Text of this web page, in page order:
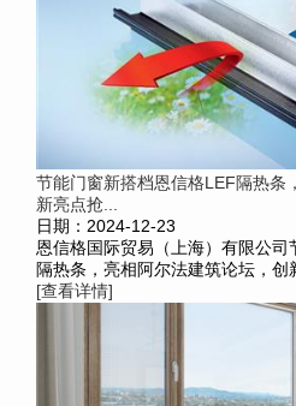
节能门窗新搭档恩信格LEF隔热条
新亮点抢...
日期：2024-12-23
恩信格国际贸易（上海）有限公
隔热条，亮相阿尔法建筑论坛，创
[查看详情]